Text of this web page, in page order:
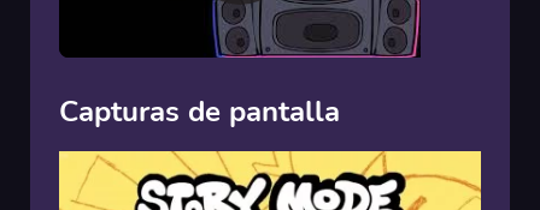
00:00/00:00
Capturas de pantalla